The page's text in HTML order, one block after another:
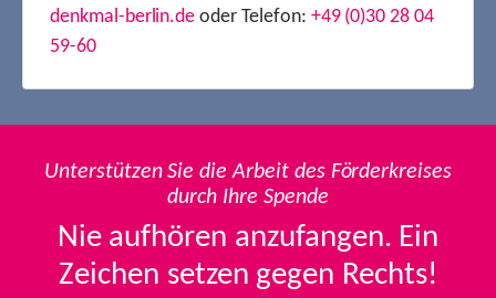
denkmal-berlin.de oder Telefon: +49 (0)30 28 04
59-60
Unterstützen Sie die Arbeit des Förderkreises
durch Ihre Spende
Nie aufhören anzufangen. Ein
Zeichen setzen gegen Rechts!